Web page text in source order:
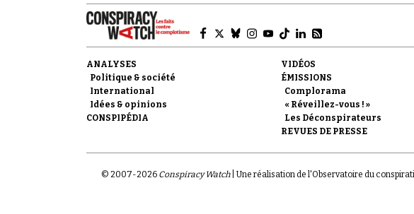
ANALYSES
Politique & société
International
Idées & opinions
CONSPIPÉDIA
VIDÉOS
ÉMISSIONS
Complorama
« Réveillez-vous ! »
Les Déconspirateurs
REVUES DE PRESSE
© 2007-2026 Conspiracy Watch| Une réalisation de l'Observatoire du